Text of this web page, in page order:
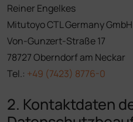
Reiner Engelkes
Mitutoyo CTL Germany GmbH
Von-Gunzert-Straße 17
78727 Oberndorf am Neckar
Tel.: +49 (7423) 8776-0
2. Kontaktdaten